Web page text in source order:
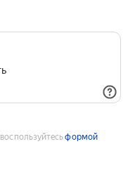
формой